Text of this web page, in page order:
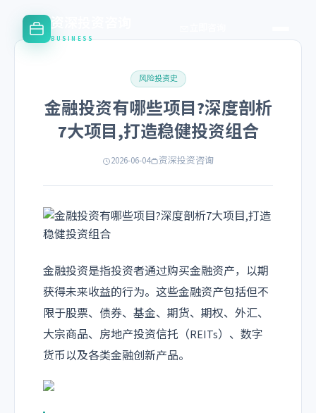
资深投资咨询
BUSINESS
风险投资史
金融投资有哪些项目?深度剖析
7大项目,打造稳健投资组合
2026-06-04 资深投资咨询
金融投资是指投资者通过购买金融资产，以期
获得未来收益的行为。这些金融资产包括但不
限于股票、债券、基金、期货、期权、外汇、
大宗商品、房地产投资信托（REITs）、数字
货币以及各类金融创新产品。